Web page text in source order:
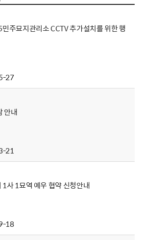
주묘지관리소 CCTV 추가설치를 위한 행
27
안내
21
1사 1묘역 예우 협약 신청안내
18